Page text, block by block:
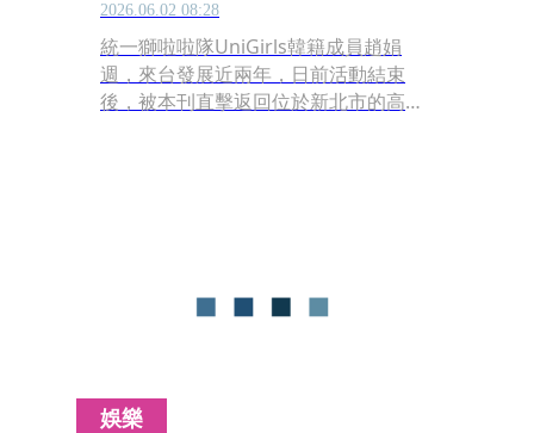
2026.06.02 08:28
統一獅啦啦隊UniGirls韓籍成員趙娟
週，來台發展近兩年，日前活動結束
後，被本刊直擊返回位於新北市的高級
娛樂